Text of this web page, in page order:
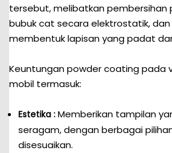
tersebut, melibatkan pembersihan
bubuk cat secara elektrostatik,
membentuk lapisan yang padat
Keuntungan powder coating pada
mobil termasuk:
Estetika : Memberikan tampilan
seragam, dengan berbagai
disesuaikan.